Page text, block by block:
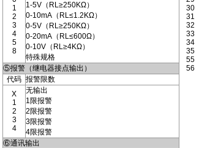
30
31
32
33
34
35
55
56
1
2
3
4
5
8
1-5V（RL≥250KΩ）
0-10mA（RL≤1.2KΩ）
0-5V（RL≥250KΩ）
0-20mA（RL≤600Ω）
0-10V（RL≥4KΩ）
特殊规格
⑤报警（继电器接点输出）
代码 报警限数
X
1
2
3
4
无输出
1限报警
2限报警
3限报警
4限报警
⑥通讯输出